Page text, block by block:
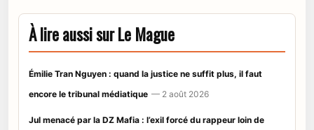
À lire aussi sur Le Mague
Émilie Tran Nguyen : quand la justice ne suffit plus, il faut
encore le tribunal médiatique — 2 août 2026
Jul menacé par la DZ Mafia : l’exil forcé du rappeur loin de